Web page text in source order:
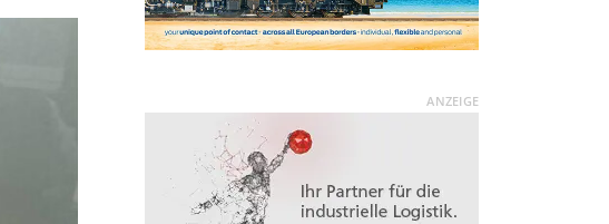
ANZEIGE